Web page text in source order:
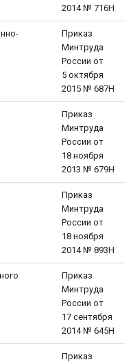
2014 № 716Н
Приказ
Минтруда
России от
5 октября
2015 № 687Н
Приказ
Минтруда
России от
18 ноября
2013 № 679Н
Приказ
Минтруда
России от
18 ноября
2014 № 893Н
Приказ
Минтруда
России от
17 сентября
2014 № 645Н
Приказ